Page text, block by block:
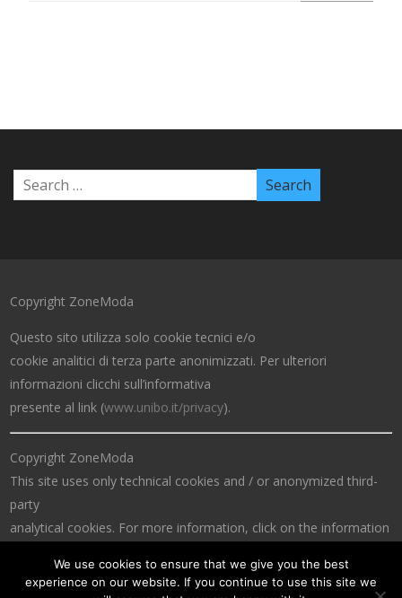
Copyright ZoneModa
Questo sito utilizza solo cookie tecnici e/o
cookie analitici di terza parte anonimizzati. Per ulteriori
informazioni clicchi sull’informativa
presente al link (www.unibo.it/privacy).
Copyright ZoneModa
This site uses only technical cookies and / or anonymized third-
party
analytical cookies. For more information, click on the information
We use cookies to ensure that we give you the best
experience on our website. If you continue to use this site we